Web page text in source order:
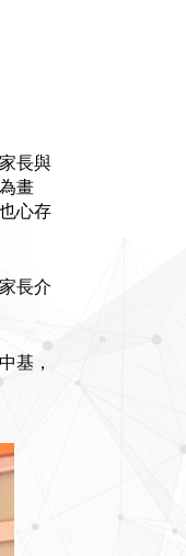
長與
畫
心存
長介
基，